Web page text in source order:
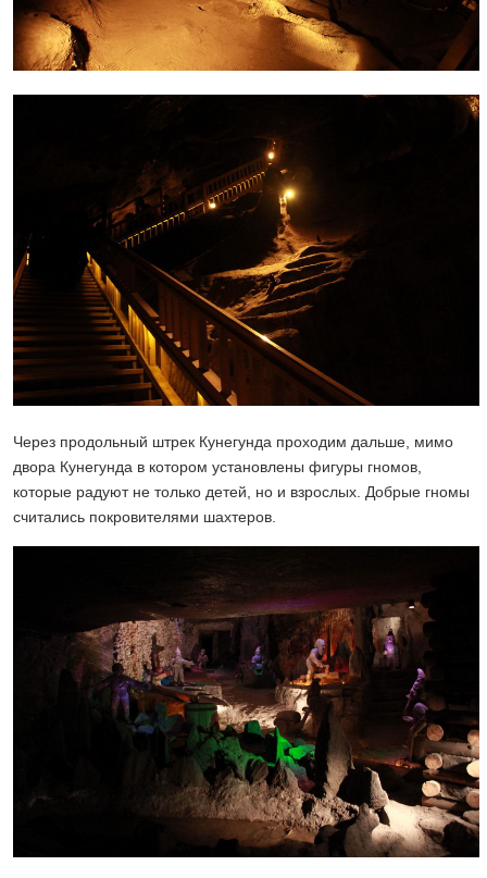
Через продольный штрек Кунегунда проходим дальше, мимо
двора Кунегунда в котором установлены фигуры гномов,
которые радуют не только детей, но и взрослых. Добрые гномы
считались покровителями шахтеров.